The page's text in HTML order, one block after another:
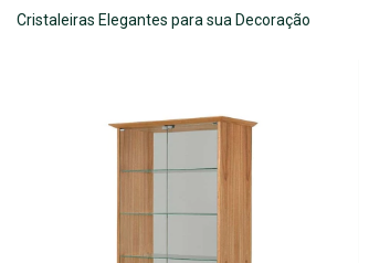
Cristaleiras Elegantes para sua Decoração